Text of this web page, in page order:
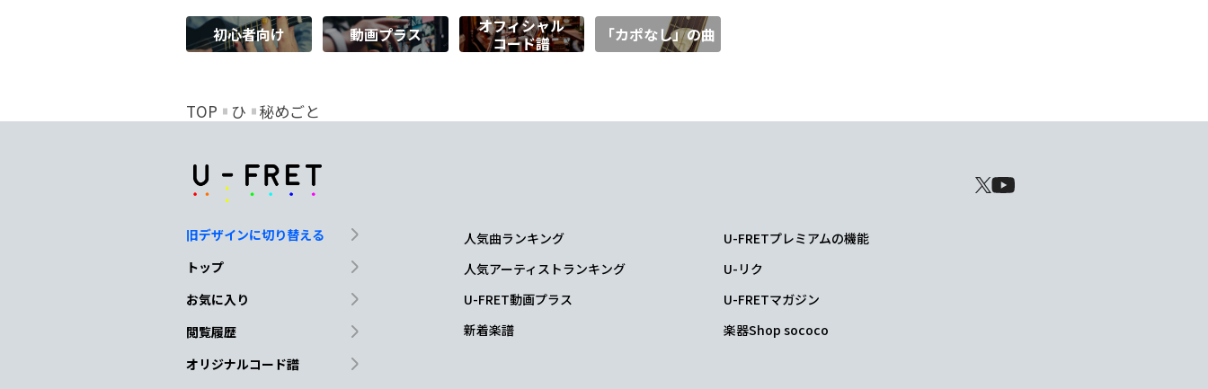
初心者向け 動画プラス
オフィシャル
コード譜
「カポなし」の曲
TOP ひ 秘めごと
旧デザインに切り替える
トップ
お気に入り
閲覧履歴
オリジナルコード譜
人気曲ランキング
人気アーティストランキング
U-FRET動画プラス
新着楽譜
U-FRETプレミアムの機能
U-リク
U-FRETマガジン
楽器Shop sococo